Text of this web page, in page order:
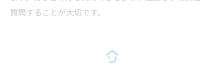
質問することが大切です。